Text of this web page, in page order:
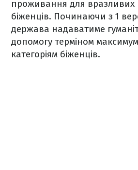
проживання для вразливих
біженців. Починаючи з 1
держава надаватиме
допомогу терміном максимум
категоріям біженців.